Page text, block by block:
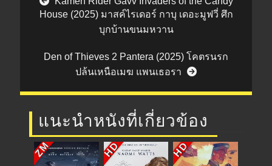
House (2025) มาสค์ไรเดอร์ กาบุ เดอะมูฟวี่ ศึก
บุกบ้านขนมหวาน
Den of Thieves 2 Pantera (2025) โคตรนรก
ปล้นเหนือเมฆ แพนเธอรา
แนะนำหนังที่เกี่ยวข้อง
ZM HD HD